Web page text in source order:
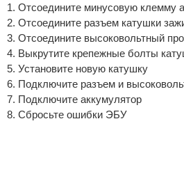
1. Отсоедините минусовую клемму
2. Отсоедините разъем катушки
3. Отсоедините высоковольтный
4. Выкрутите крепежные болты
5. Установите новую катушку
6. Подключите разъем и
7. Подключите аккумулятор
8. Сбросьте ошибки ЭБУ